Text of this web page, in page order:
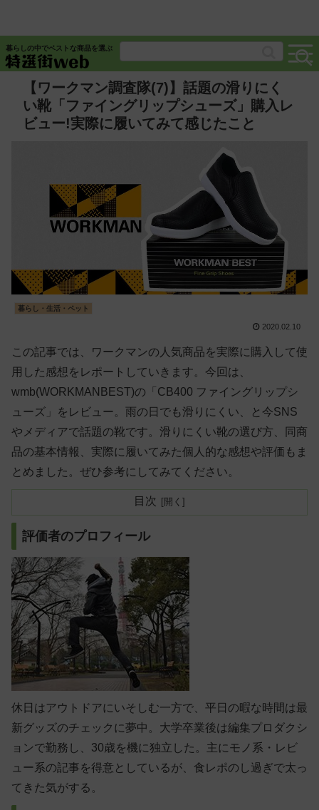
暮らしの中でベストな商品を選ぶ
【ワークマン調査隊(7)】話題の滑りにく
い靴「ファイングリップシューズ」購入レ
ビュー!実際に履いてみて感じたこと
暮らし・生活・ペット
2020.02.10
この記事では、ワークマンの人気商品を実際に購入して使
用した感想をレポートしていきます。今回は、
wmb(WORKMANBEST)の「CB400 ファイングリップシ
ューズ」をレビュー。雨の日でも滑りにくい、と今SNS
やメディアで話題の靴です。滑りにくい靴の選び方、同商
品の基本情報、実際に履いてみた個人的な感想や評価もま
とめました。ぜひ参考にしてみてください。
目次
評価者のプロフィール
休日はアウトドアにいそしむ一方で、平日の暇な時間は最
新グッズのチェックに夢中。大学卒業後は編集プロダクシ
ョンで勤務し、30歳を機に独立した。主にモノ系・レビ
ュー系の記事を得意としているが、食レポのし過ぎで太っ
てきた気がする。